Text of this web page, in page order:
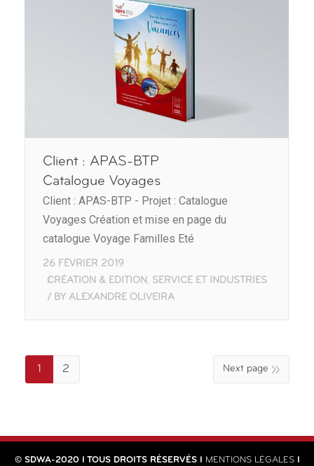
Client : APAS-BTP
Catalogue Voyages
Client : APAS-BTP - Projet : Catalogue
Voyages Création et mise en page du
catalogue Voyage Familles Eté
26 FÉVRIER 2019
CRÉATION & EDITION, SERVICE ET INDUSTRIES
BY ALEXANDRE OLIVEIRA
1 2 Next page
© SDWA-2020 I TOUS DROITS RÉSERVÉS I MENTIONS LÉGALESI